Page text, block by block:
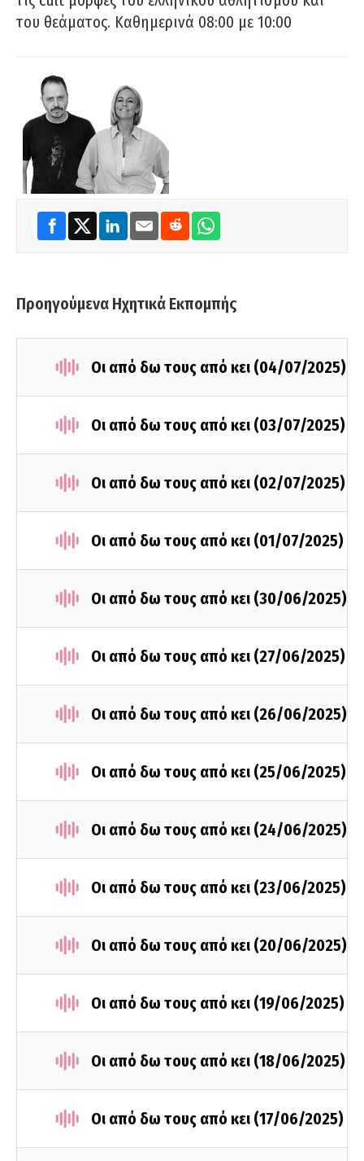
του θεάματος. Καθημερινά 08:00 με 10:00
Προηγούμενα Ηχητικά Εκπομπής
Οι από δω τους από κει (04/07/2025)
Οι από δω τους από κει (03/07/2025)
Οι από δω τους από κει (02/07/2025)
Οι από δω τους από κει (01/07/2025)
Οι από δω τους από κει (30/06/2025)
Οι από δω τους από κει (27/06/2025)
Οι από δω τους από κει (26/06/2025)
Οι από δω τους από κει (25/06/2025)
Οι από δω τους από κει (24/06/2025)
Οι από δω τους από κει (23/06/2025)
Οι από δω τους από κει (20/06/2025)
Οι από δω τους από κει (19/06/2025)
Οι από δω τους από κει (18/06/2025)
Οι από δω τους από κει (17/06/2025)